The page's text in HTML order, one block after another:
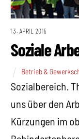
13. APRIL 2015
Soziale
Betrieb &
Sozialbereich.
uns über den
Kürzungen im